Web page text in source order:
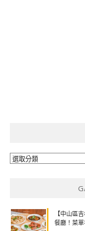
分
【中山區
餐廳！菜